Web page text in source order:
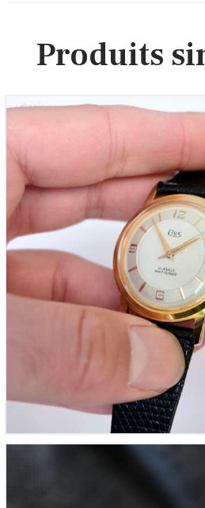
Produits
Elgé ‘Vintage Calatrava
Longines « Maison